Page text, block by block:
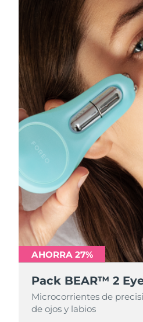
AHORRA 27%
Pack BEAR™ 2
Microcorrientes de
de ojos y labios
AHORRA 27%
Pack BEAR™ 2
Microcorrientes de
de ojos y labios